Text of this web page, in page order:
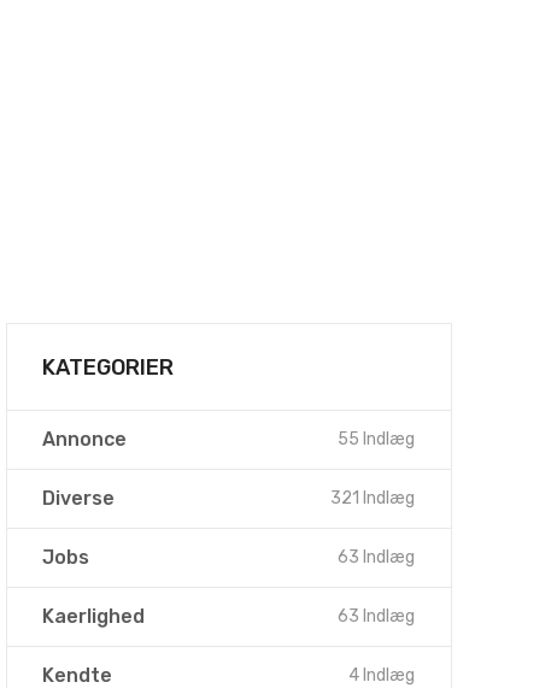
KATEGORIER
Annonce 55 Indlæg
Diverse 321 Indlæg
Jobs 63 Indlæg
Kaerlighed 63 Indlæg
Kendte 4 Indlæg